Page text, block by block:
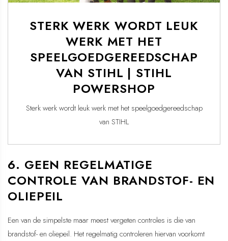
STERK WERK WORDT LEUK
WERK MET HET
SPEELGOEDGEREEDSCHAP
VAN STIHL | STIHL
POWERSHOP
Sterk werk wordt leuk werk met het speelgoedgereedschap
van STIHL
6. GEEN REGELMATIGE
CONTROLE VAN BRANDSTOF- EN
OLIEPEIL
Een van de simpelste maar meest vergeten controles is die van
brandstof- en oliepeil. Het regelmatig controleren hiervan voorkomt